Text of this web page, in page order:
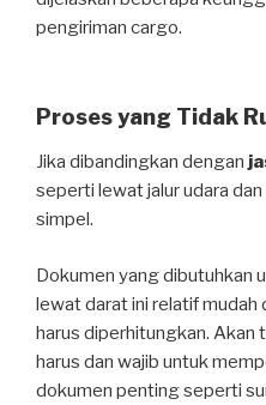
pengiriman cargo.
Proses yang Tidak
Jika dibandingkan dengan
seperti lewat jalur udara
simpel.
Dokumen yang dibutuhkan
lewat darat ini relatif mudah
harus diperhitungkan. Akan
harus dan wajib untuk
dokumen penting seperti